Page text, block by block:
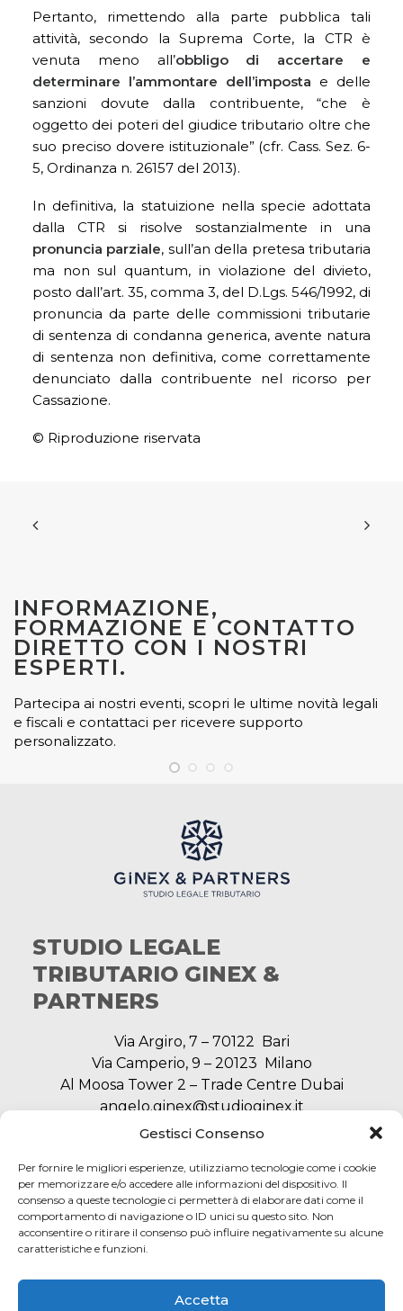
Gestisci Consenso
Per fornire le migliori esperienze, utilizziamo tecnologie come i cookie
per memorizzare e/o accedere alle informazioni del dispositivo. Il
consenso a queste tecnologie ci permetterà di elaborare dati come il
comportamento di navigazione o ID unici su questo sito. Non
acconsentire o ritirare il consenso può influire negativamente su alcune
caratteristiche e funzioni.
Accetta
Pertanto, rimettendo alla parte pubblica tali
attività, secondo la Suprema Corte, la CTR è
venuta meno all’obbligo di accertare e
determinare l’ammontare dell’imposta e delle
sanzioni dovute dalla contribuente, “che è
oggetto dei poteri del giudice tributario oltre che
suo preciso dovere istituzionale” (cfr. Cass. Sez. 6-
5, Ordinanza n. 26157 del 2013).
In definitiva, la statuizione nella specie adottata
dalla CTR si risolve sostanzialmente in una
pronuncia parziale, sull’an della pretesa tributaria
ma non sul quantum, in violazione del divieto,
posto dall’art. 35, comma 3, del D.Lgs. 546/1992, di
pronuncia da parte delle commissioni tributarie
di sentenza di condanna generica, avente natura
di sentenza non definitiva, come correttamente
denunciato dalla contribuente nel ricorso per
Cassazione.
© Riproduzione riservata
INFORMAZIONE,
FORMAZIONE E CONTATTO
DIRETTO CON I NOSTRI
ESPERTI.
Partecipa ai nostri eventi, scopri le ultime novità legali
e fiscali e contattaci per ricevere supporto
personalizzato.
STUDIO LEGALE
TRIBUTARIO GINEX &
PARTNERS
Via Argiro, 7 – 70122 Bari
Via Camperio, 9 – 20123 Milano
Al Moosa Tower 2 – Trade Centre Dubai
angelo.ginex@studioginex.it
segreteria@studioginex.it
NAVIGAZIONE
AREA LEGALE